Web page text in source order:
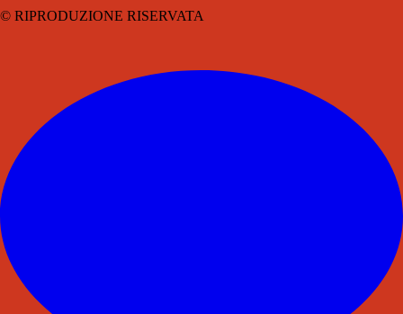
© RIPRODUZIONE RISERVATA